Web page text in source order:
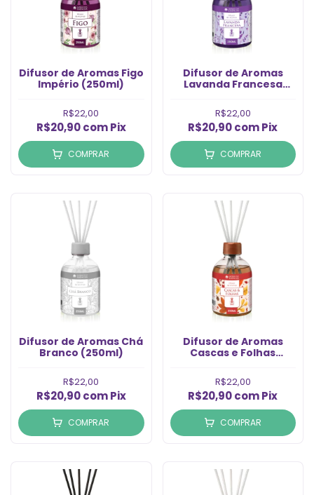
Difusor de Aromas Figo
Império (250ml)
R$22,00
R$20,90com Pix
COMPRAR
Difusor de Aromas
Lavanda Francesa
R$22,00
R$20,90comPix
COMPRAR
Difusor de Aromas Ch
Branco (250ml)
R$22,00
R$20,90com Pix
COMPRAR
Difusor de Aromas
Cascas e Folhas
R$22,00
R$20,90comPix
COMPRAR